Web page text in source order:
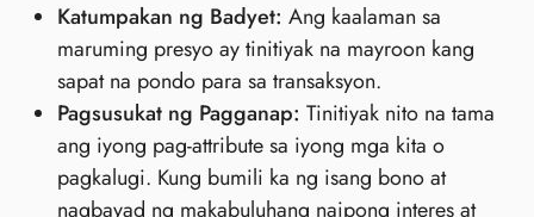
Katumpakan ng Badyet: Ang kaalaman sa
maruming presyo ay tinitiyak na mayroon kang
sapat na pondo para sa transaksyon.
Pagsusukat ng Pagganap: Tinitiyak nito na tama
ang iyong pag-attribute sa iyong mga kita o
pagkalugi. Kung bumili ka ng isang bono at
nagbayad ng makabuluhang naipong interes at